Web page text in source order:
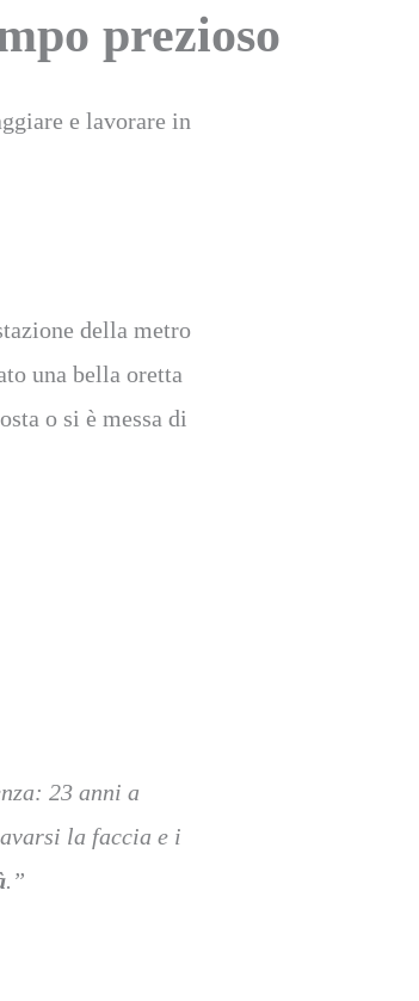
prezioso
e lavorare in
della metro
una bella oretta
o si è messa di
23 anni a
la faccia e i
.”